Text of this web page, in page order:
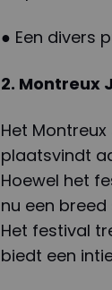
● Een divers
2. Montreux
Het
plaatsvindt
Hoewel het
nu een
Het festival
biedt een